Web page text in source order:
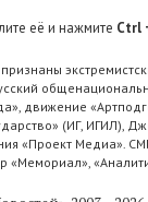
её и нажмите Ctrl
движение
(ИГ, ИГИЛ),
«Проект Медиа».
«Мемориал»,